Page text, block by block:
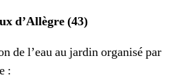
d’Allègre (43)
de l’eau au jardin organisé par
: